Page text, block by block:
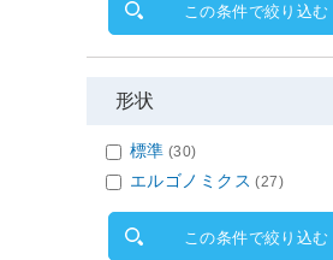
この条件で絞り込む
形状
標準 (30)
エルゴノミクス (27)
この条件で絞り込む